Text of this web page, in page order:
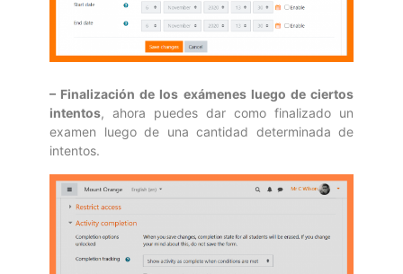
– Finalización de los exámenes luego de ciertos
intentos, ahora puedes dar como finalizado un
examen luego de una cantidad determinada de
intentos.